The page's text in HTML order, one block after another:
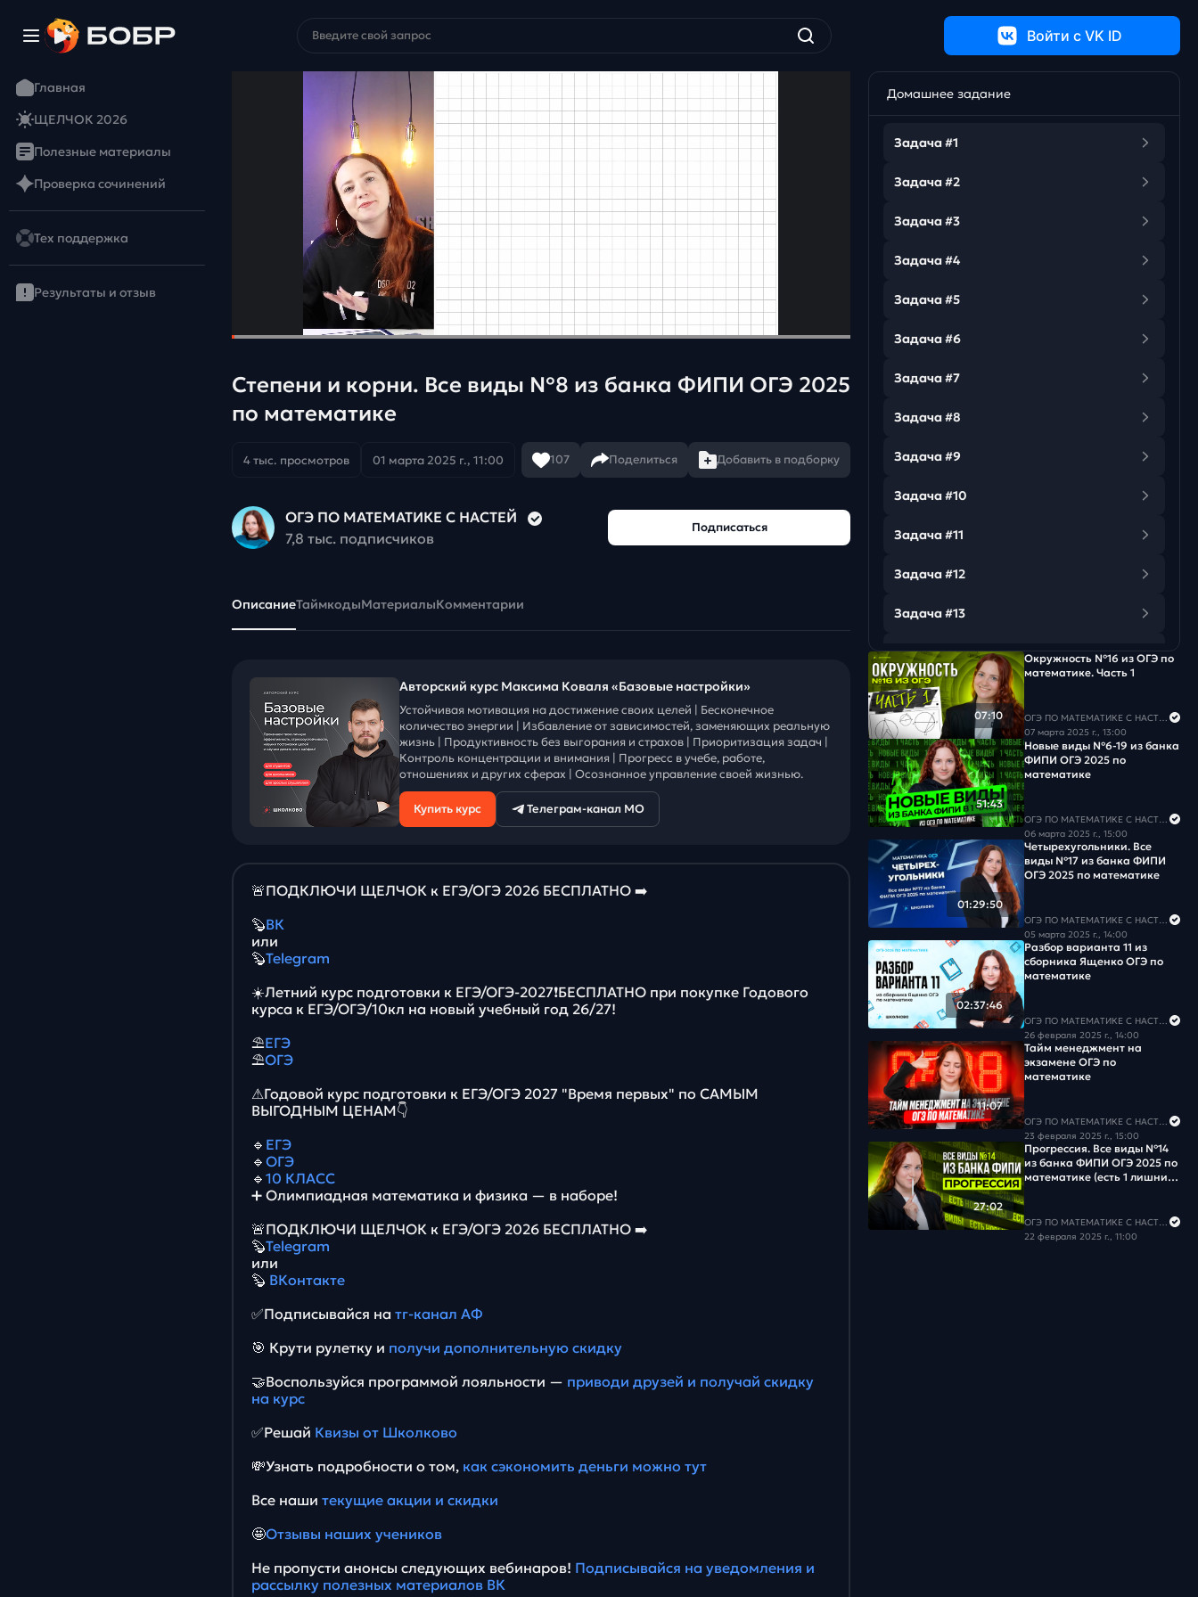
Войти c VK ID
Главная
ЩЕЛЧОК 2026
Полезные материалы
Проверка сочинений
Тех поддержка
Результаты и отзыв
Степени и корни. Все виды №8 из банка ФИПИ ОГЭ 2025
по математике
4 тыс. просмотров 01 марта 2025 г., 11:00 107 Поделиться Добавить в подборку
ОГЭ ПО МАТЕМАТИКЕ С НАСТЕЙ
7,8 тыс. подписчиков
Подписаться
ОписаниеТаймкодыМатериалыКомментарии
Авторский курс Максима Коваля «Базовые настройки»
Устойчивая мотивация на достижение своих целей | Бесконечное
количество энергии | Избавление от зависимостей, заменяющих реальную
жизнь | Продуктивность без выгорания и страхов | Приоритизация задач |
Контроль концентрации и внимания | Прогресс в учебе, работе,
отношениях и других сферах | Осознанное управление своей жизнью.
Купить курс Телеграм-канал МО
🚨ПОДКЛЮЧИ ЩЕЛЧОК к ЕГЭ/ОГЭ 2026 БЕСПЛАТНО ➡️
🦫ВК
или
🦫Telegram
☀️Летний курс подготовки к ЕГЭ/ОГЭ-2027❗️БЕСПЛАТНО при покупке Годового
курса к ЕГЭ/ОГЭ/10кл на новый учебный год 26/27!
⛱ЕГЭ
⛱ОГЭ
⚠Годовой курс подготовки к ЕГЭ/ОГЭ 2027 "Время первых" по САМЫМ
ВЫГОДНЫМ ЦЕНАМ👇
🔹 ЕГЭ
🔹 ОГЭ
🔹 10 КЛАСС
➕ Олимпиадная математика и физика — в наборе!
🚨ПОДКЛЮЧИ ЩЕЛЧОК к ЕГЭ/ОГЭ 2026 БЕСПЛАТНО ➡️
🦫Telegram
или
🦫 ВКонтакте
✅Подписывайся на тг-канал АФ
🎯 Крути рулетку и получи дополнительную скидку
🤝Воспользуйся программой лояльности — приводи друзей и получай скидку
на курс
✅Решай Квизы от Школково
💸Узнать подробности о том, как сэкономить деньги можно тут
Все наши текущие акции и скидки
🤩Отзывы наших учеников
Не пропусти анонсы следующих вебинаров! Подписывайся на уведомления и
рассылку полезных материалов ВК
Домашнее задание
Задача #1
Задача #2
Задача #3
Задача #4
Задача #5
Задача #6
Задача #7
Задача #8
Задача #9
Задача #10
Задача #11
Задача #12
Задача #13
Задача #14
Задача #15
Задача #16
Задача #17
Задача #18
Задача #19
Задача #20
Задача #21
Задача #22
Задача #23
Задача #24
Задача #25
Задача #26
Задача #27
Задача #28
07:10
Окружность №16 из ОГЭ по
математике. Часть 1
ОГЭ ПО МАТЕМАТИКЕ С НАСТЕЙ
07 марта 2025 г., 13:00
51:43
Новые виды №6-19 из банка
ФИПИ ОГЭ 2025 по
математике
ОГЭ ПО МАТЕМАТИКЕ С НАСТЕЙ
06 марта 2025 г., 15:00
01:29:50
Четырехугольники. Все
виды №17 из банка ФИПИ
ОГЭ 2025 по математике
ОГЭ ПО МАТЕМАТИКЕ С НАСТЕЙ
05 марта 2025 г., 14:00
02:37:46
Разбор варианта 11 из
сборника Ященко ОГЭ по
математике
ОГЭ ПО МАТЕМАТИКЕ С НАСТЕЙ
26 февраля 2025 г., 14:00
11:07
Тайм менеджмент на
экзамене ОГЭ по
математике
ОГЭ ПО МАТЕМАТИКЕ С НАСТЕЙ
23 февраля 2025 г., 15:00
27:02
Прогрессия. Все виды №14
из банка ФИПИ ОГЭ 2025 по
математике (есть 1 лишний
ОГЭ ПО МАТЕМАТИКЕ С НАСТЕЙ
22 февраля 2025 г., 11:00